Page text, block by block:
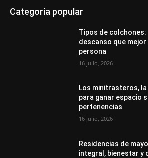
Categoría popular
Tipos de colchones:
descanso que mejor
persona
16 julio, 2026
Los minitrasteros,
para ganar espacio
pertenencias
16 julio, 2026
Residencias de
integral, bienestar y